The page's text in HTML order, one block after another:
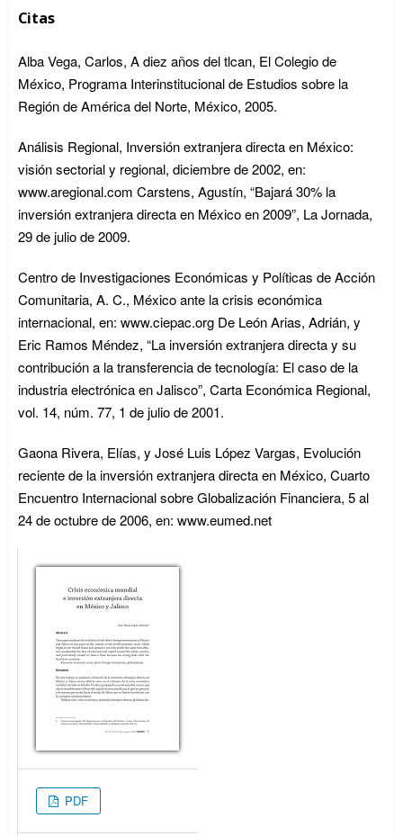
Citas
Alba Vega, Carlos, A diez años del tlcan, El Colegio de
México, Programa Interinstitucional de Estudios sobre la
Región de América del Norte, México, 2005.
Análisis Regional, Inversión extranjera directa en México:
visión sectorial y regional, diciembre de 2002, en:
www.aregional.com Carstens, Agustín, “Bajará 30% la
inversión extranjera directa en México en 2009”, La Jornada,
29 de julio de 2009.
Centro de Investigaciones Económicas y Políticas de Acción
Comunitaria, A. C., México ante la crisis económica
internacional, en: www.ciepac.org De León Arias, Adrián, y
Eric Ramos Méndez, “La inversión extranjera directa y su
contribución a la transferencia de tecnología: El caso de la
industria electrónica en Jalisco”, Carta Económica Regional,
vol. 14, núm. 77, 1 de julio de 2001.
Gaona Rivera, Elías, y José Luis López Vargas, Evolución
reciente de la inversión extranjera directa en México, Cuarto
Encuentro Internacional sobre Globalización Financiera, 5 al
24 de octubre de 2006, en: www.eumed.net
PDF